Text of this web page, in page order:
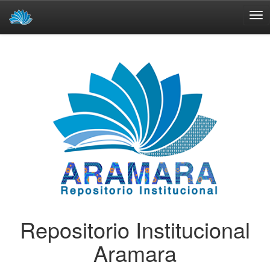
Repositorio Institucional
Aramara